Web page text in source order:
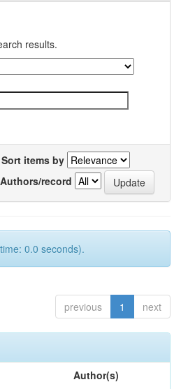
results.
Sort items by
Authors/record
0.0 seconds).
previous 1 next
Author(s)